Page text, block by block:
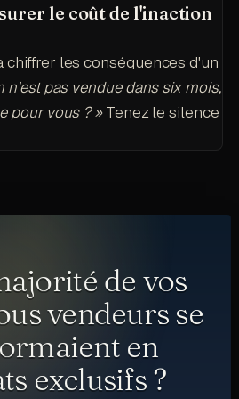
le coût de l'inaction
chiffrer les conséquences d'un
n'est pas vendue dans six mois,
pour vous ? »Tenez le silence
de vos
vendeurs se
en
exclusifs ?